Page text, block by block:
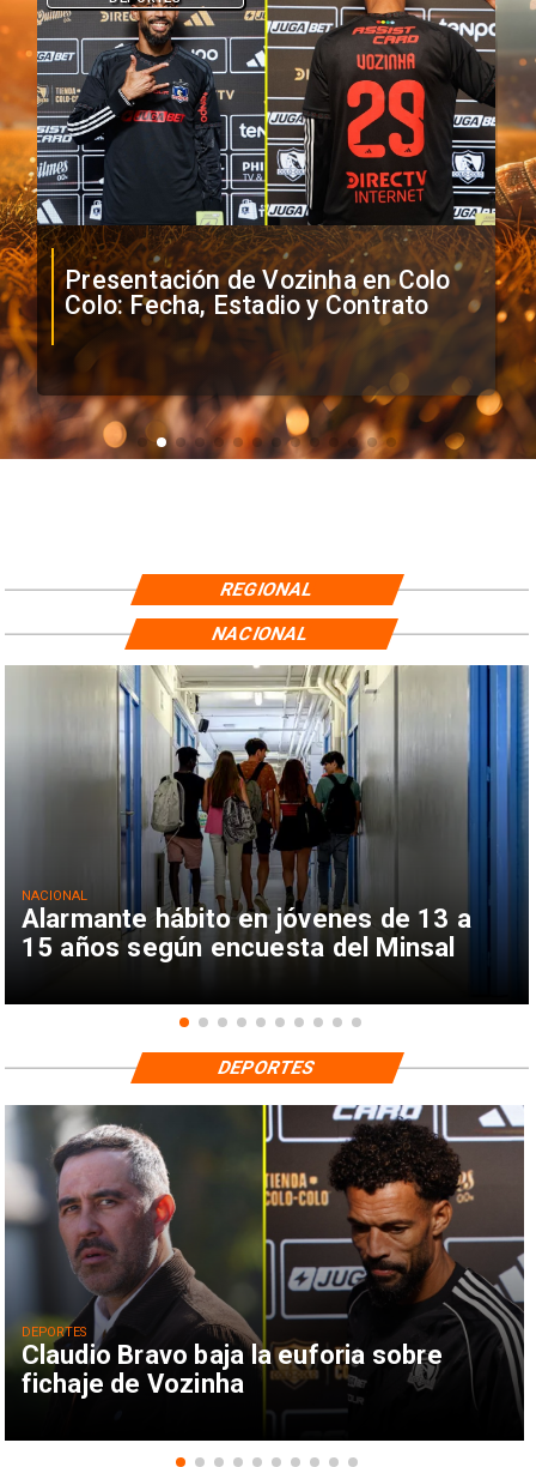
Presentación de Vozinha en Colo
Colo: Fecha, Estadio y Contrato
REGIONAL
Alarmante hábito en jóvenes de 13 a
15 años según encuesta del Minsal
NACIONAL
NACIONAL
Claudio Bravo baja la euforia sobre
fichaje de Vozinha
DEPORTES
DEPORTES